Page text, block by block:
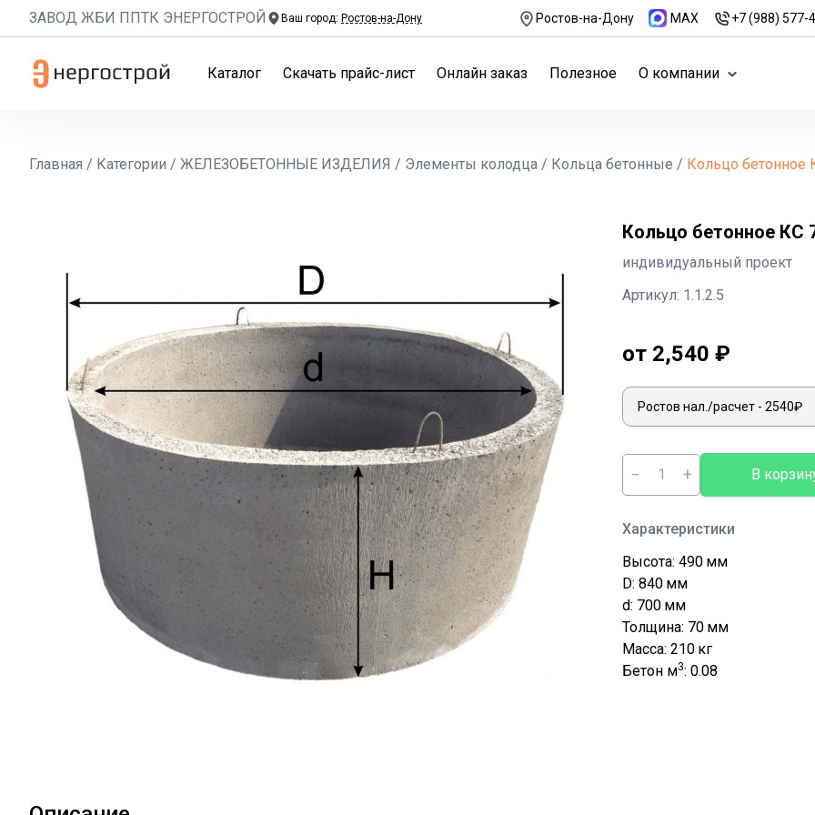
ЗАВОД ЖБИ ППТК ЭНЕРГОСТРОЙ Ваш город: Ростов-на-Дону Ростов-на-Дону MAX +7 (988) 577-
Каталог Скачать прайс-лист Онлайн заказ Полезное О компании
Главная / Категории / ЖЕЛЕЗОБЕТОННЫЕ ИЗДЕЛИЯ / Элементы колодца / Кольца бетонные / Кольцо бетонное
Кольцо бетонное КС
индивидуальный проект
Артикул: 1.1.2.5
от 2,540 ₽
− + В
Характеристики
Высота: 490 мм
D: 840 мм
d: 700 мм
Толщина: 70 мм
Масса: 210 кг
Бетон м3: 0.08